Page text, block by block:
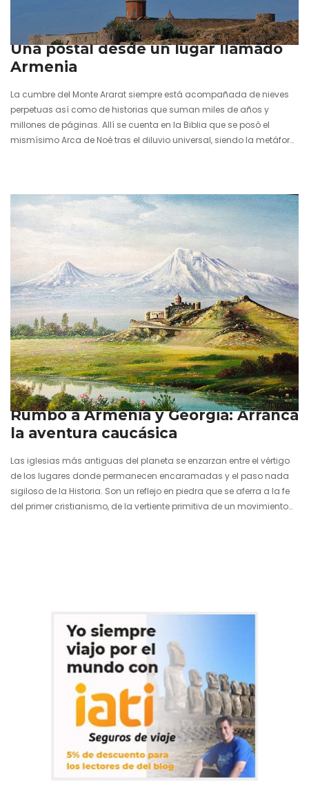
Una postal desde un lugar llamado
Armenia
La cumbre del Monte Ararat siempre está acompañada de nieves
perpetuas así como de historias que suman miles de años y
millones de páginas. Allí se cuenta en la Biblia que se posó el
mismísimo Arca de Noé tras el diluvio universal, siendo la metáfora
pozo…
17 junio 2016
Rumbo a Armenia y Georgia: Arranca
la aventura caucásica
Las iglesias más antiguas del planeta se enzarzan entre el vértigo
de los lugares donde permanecen encaramadas y el paso nada
sigiloso de la Historia. Son un reflejo en piedra que se aferra a la fe
del primer cristianismo, de la vertiente primitiva de un movimiento